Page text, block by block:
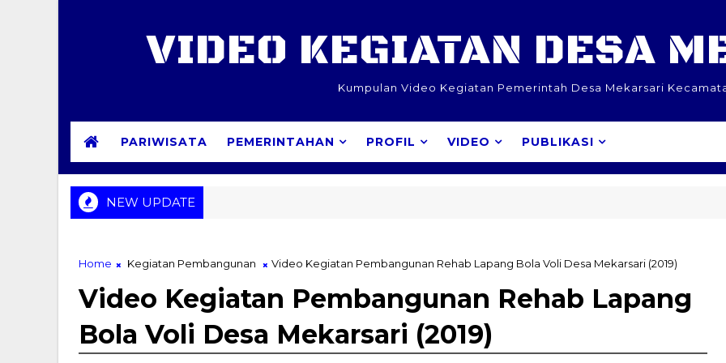
VIDEO KEGIATAN DESA
Kumpulan Video Kegiatan Pemerintah Desa Mekarsari
PARIWISATA PEMERINTAHAN PROFIL VIDEO PUBLIKASI
NEW UPDATE
Home Kegiatan Pembangunan Video Kegiatan Pembangunan Rehab Lapang Bola Voli Desa Mekarsari (2019)
Video Kegiatan Pembangunan Rehab Lapang
Bola Voli Desa Mekarsari (2019)